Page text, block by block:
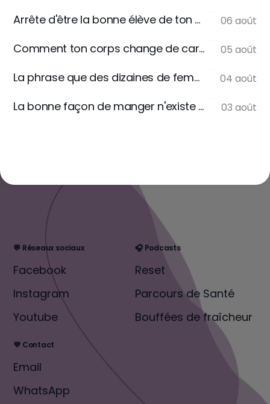
Arrête d'être la bonne élève de ton assiette 06 août
Comment ton corps change de carburant 05 août
La phrase que des dizaines de femmes m'écrivent 04 août
La bonne façon de manger n'existe pas 03 août
💬 Réseaux sociaux
Facebook
Instagram
Youtube
🎧 Podcasts
Reset
Parcours de Santé
Bouffées de fraîcheur
💜 Contact
Email
WhatsApp